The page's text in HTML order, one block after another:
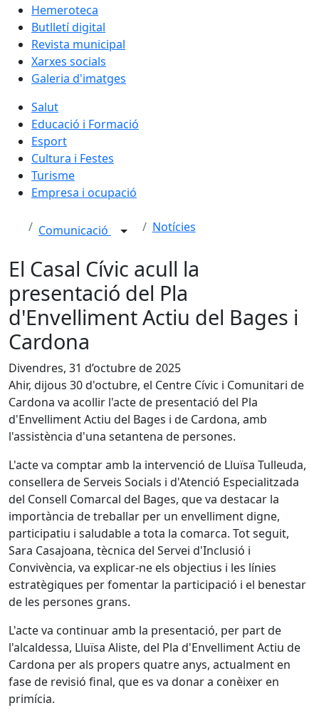
Hemeroteca
Butlletí digital
Revista municipal
Xarxes socials
Galeria d'imatges
Salut
Educació i Formació
Esport
Cultura i Festes
Turisme
Empresa i ocupació
Comunicació Notícies
El Casal Cívic acull la
presentació del Pla
d'Envelliment Actiu del Bages i
Cardona
Divendres, 31 d’octubre de 2025
Ahir, dijous 30 d'octubre, el Centre Cívic i Comunitari de
Cardona va acollir l'acte de presentació del Pla
d'Envelliment Actiu del Bages i de Cardona, amb
l'assistència d'una setantena de persones.
L'acte va comptar amb la intervenció de Lluïsa Tulleuda,
consellera de Serveis Socials i d'Atenció Especialitzada
del Consell Comarcal del Bages, que va destacar la
importància de treballar per un envelliment digne,
participatiu i saludable a tota la comarca. Tot seguit,
Sara Casajoana, tècnica del Servei d'Inclusió i
Convivència, va explicar-ne els objectius i les línies
estratègiques per fomentar la participació i el benestar
de les persones grans.
L'acte va continuar amb la presentació, per part de
l'alcaldessa, Lluïsa Aliste, del Pla d'Envelliment Actiu de
Cardona per als propers quatre anys, actualment en
fase de revisió final, que es va donar a conèixer en
primícia.